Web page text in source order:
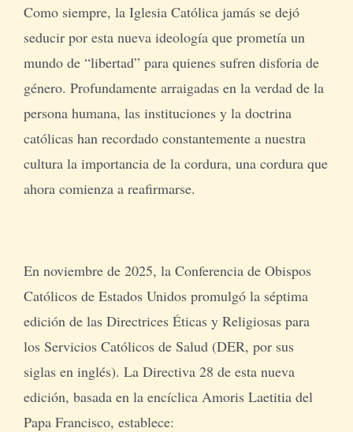
Como siempre, la Iglesia Católica jamás se dejó
seducir por esta nueva ideología que prometía un
mundo de “libertad” para quienes sufren disforia de
género. Profundamente arraigadas en la verdad de la
persona humana, las instituciones y la doctrina
católicas han recordado constantemente a nuestra
cultura la importancia de la cordura, una cordura que
ahora comienza a reafirmarse.
En noviembre de 2025, la Conferencia de Obispos
Católicos de Estados Unidos promulgó la séptima
edición de las Directrices Éticas y Religiosas para
los Servicios Católicos de Salud (DER, por sus
siglas en inglés). La Directiva 28 de esta nueva
edición, basada en la encíclica Amoris Laetitia del
Papa Francisco, establece: